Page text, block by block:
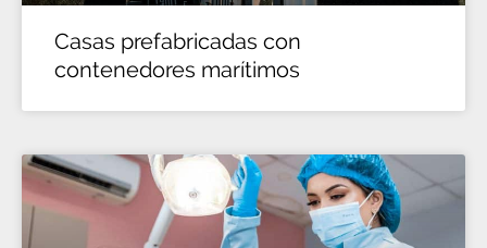
Casas prefabricadas con
contenedores marítimos